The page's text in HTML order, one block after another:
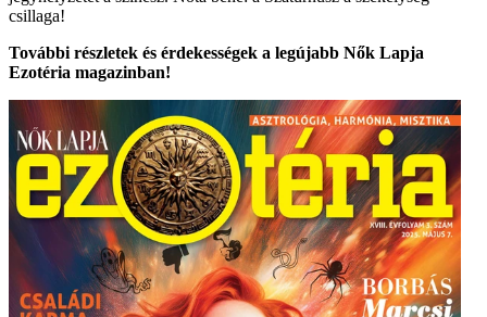
csillaga!
További részletek és érdekességek a legújabb Nők Lapja
Ezotéria magazinban!